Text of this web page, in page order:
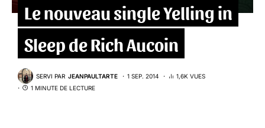
Le nouveau single Yelling in
Sleep de Rich Aucoin
SERVI PAR JEANPAULTARTE 1 SEP. 2014
1,6K VUES
1 MINUTE DE LECTURE